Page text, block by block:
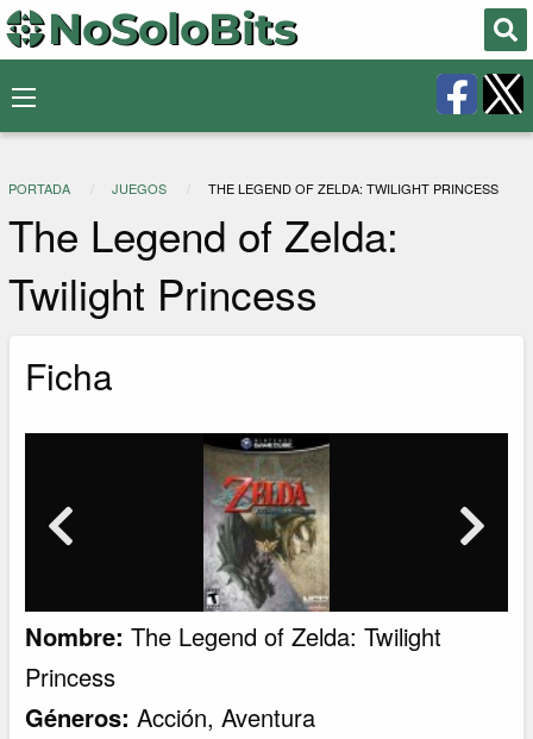
PORTADA JUEGOS THE LEGEND OF ZELDA: TWILIGHT PRINCESS
The Legend of Zelda:
Twilight Princess
Ficha
Nombre: The Legend of Zelda: Twilight
Princess
Géneros: Acción,Aventura